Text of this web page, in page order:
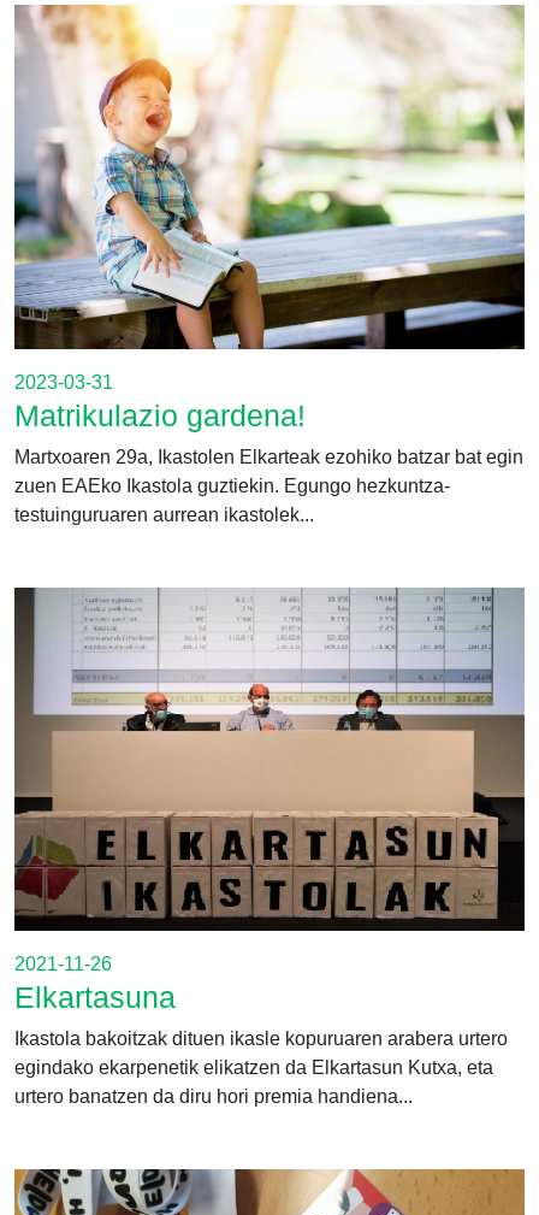
2023-03-31
Matrikulazio gardena!
Martxoaren 29a, Ikastolen Elkarteak ezohiko batzar bat egin
zuen EAEko Ikastola guztiekin. Egungo hezkuntza-
testuinguruaren aurrean ikastolek...
2021-11-26
Elkartasuna
Ikastola bakoitzak dituen ikasle kopuruaren arabera urtero
egindako ekarpenetik elikatzen da Elkartasun Kutxa, eta
urtero banatzen da diru hori premia handiena...